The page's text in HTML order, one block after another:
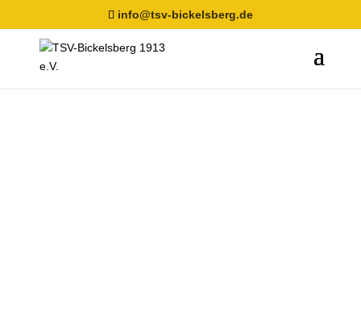
info@tsv-bickelsberg.de